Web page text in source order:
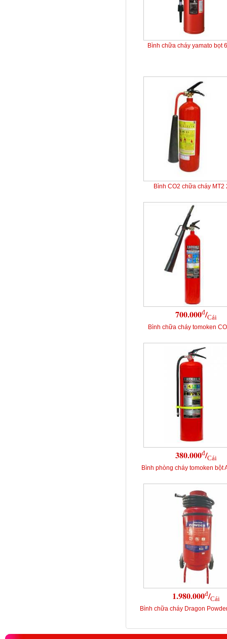
Bình chữa cháy yamato bọt
Bình CO2 chữa cháy MT2
700.000đ/Cái
Bình chữa cháy tomoken
380.000đ/Cái
Bình phòng cháy tomoken bột
1.980.000đ/Cái
Bình chữa cháy Dragon